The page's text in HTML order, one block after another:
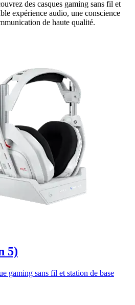
des casques gaming sans fil et
expérience audio, une conscience
de haute qualité.
5)
gaming sans fil et station de base